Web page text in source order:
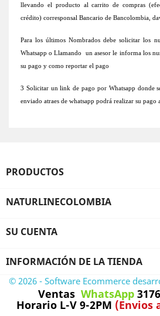
Ventas WhatsApp
Horario L-V 9-2PM (Envios
llevando el producto al carrito de compras
crédito) corresponsal Bancario de Bancolombia,
Para los últimos Nombrados debe solicitar los
Whatsapp o Llamando un asesor le informa los
su pago y como reportar el pago
3 Solicitar un link de pago por Whatsapp donde
enviado atraes de whatsapp podrá realizar su
PRODUCTOS
NATURLINECOLOMBIA
SU CUENTA
INFORMACIÓN DE LA TIENDA
© 2026 - Software Ecommerce
PrestaShop™